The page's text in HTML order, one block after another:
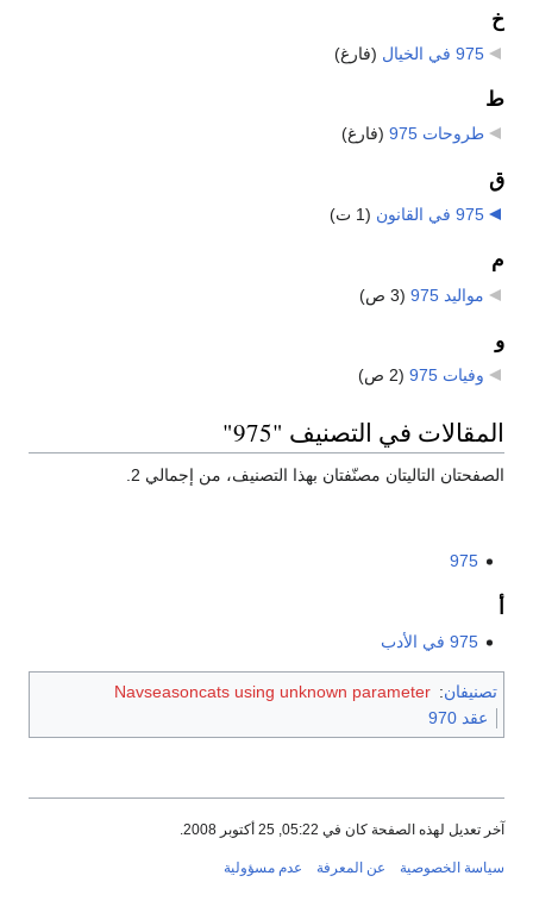
خ
975 في الخيال (فارغ)
ط
طروحات 975 (فارغ)
ق
975 في القانون (1 ت)
م
مواليد 975 (3 ص)
و
وفيات 975 (2 ص)
المقالات في التصنيف "975"
الصفحتان التاليتان مصنّفتان بهذا التصنيف، من إجمالي 2.
975
975 في الأدب
تصنيفان:
Navseasoncats using unknown parameter
عقد 970
آخر تعديل لهذه الصفحة كان في 05:22, 25 أكتوبر 2008.
سياسة الخصوصية عن المعرفة عدم مسؤولية